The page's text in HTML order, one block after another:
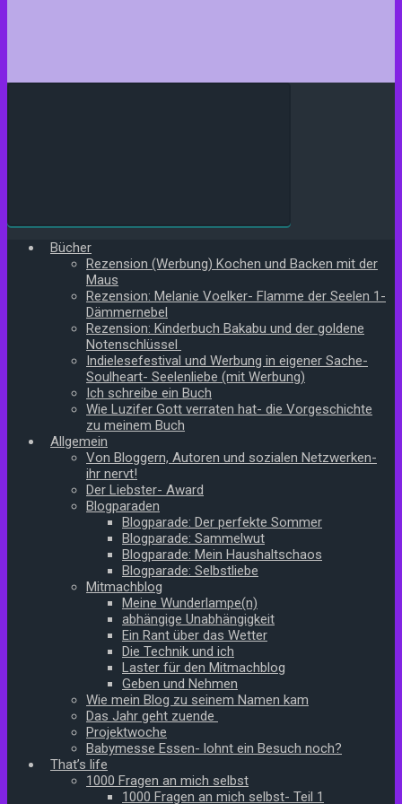
Bücher
Rezension (Werbung) Kochen und Backen mit der
Maus
Rezension: Melanie Voelker- Flamme der Seelen 1-
Dämmernebel
Rezension: Kinderbuch Bakabu und der goldene
Notenschlüssel
Indielesefestival und Werbung in eigener Sache-
Soulheart- Seelenliebe (mit Werbung)
Ich schreibe ein Buch
Wie Luzifer Gott verraten hat- die Vorgeschichte
zu meinem Buch
Allgemein
Von Bloggern, Autoren und sozialen Netzwerken-
ihr nervt!
Der Liebster- Award
Blogparaden
Blogparade: Der perfekte Sommer
Blogparade: Sammelwut
Blogparade: Mein Haushaltschaos
Blogparade: Selbstliebe
Mitmachblog
Meine Wunderlampe(n)
abhängige Unabhängigkeit
Ein Rant über das Wetter
Die Technik und ich
Laster für den Mitmachblog
Geben und Nehmen
Wie mein Blog zu seinem Namen kam
Das Jahr geht zuende
Projektwoche
Babymesse Essen- lohnt ein Besuch noch?
That’s life
1000 Fragen an mich selbst
1000 Fragen an mich selbst- Teil 1